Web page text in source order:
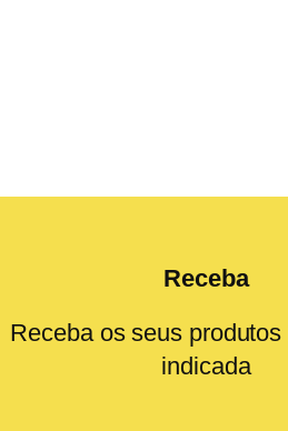
Receba
Receba os seus
indicada